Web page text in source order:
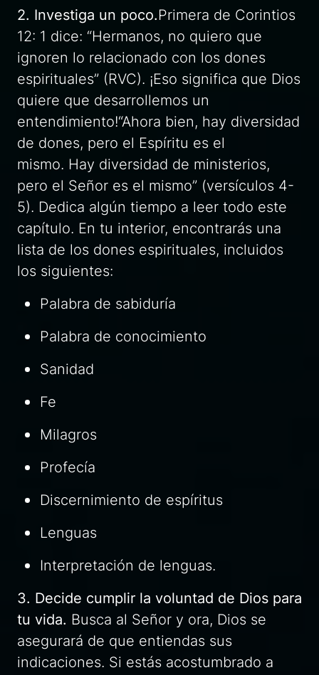
2. Investiga un poco.Primera de Corintios
12: 1 dice: “Hermanos, no quiero que
ignoren lo relacionado con los dones
espirituales” (RVC). ¡Eso significa que Dios
quiere que desarrollemos un
entendimiento!“Ahora bien, hay diversidad
de dones, pero el Espíritu es el
mismo. Hay diversidad de ministerios,
pero el Señor es el mismo” (versículos 4-
5). Dedica algún tiempo a leer todo este
capítulo. En tu interior, encontrarás una
lista de los dones espirituales, incluidos
los siguientes:
Palabra de sabiduría
Palabra de conocimiento
Sanidad
Fe
Milagros
Profecía
Discernimiento de espíritus
Lenguas
Interpretación de lenguas.
3. Decide cumplir la voluntad de Dios para
tu vida. Busca al Señor y ora, Dios se
asegurará de que entiendas sus
indicaciones. Si estás acostumbrado a